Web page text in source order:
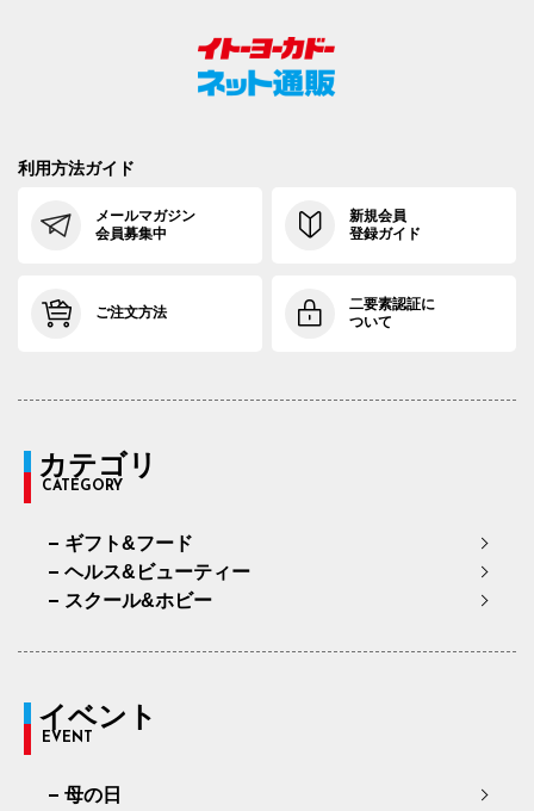
利用方法ガイド
メールマガジン
会員募集中
新規会員
登録ガイド
ご注文方法
二要素認証に
ついて
カテゴリ
CATEGORY
ギフト&フード
ヘルス&ビューティー
スクール&ホビー
イベント
EVENT
母の日